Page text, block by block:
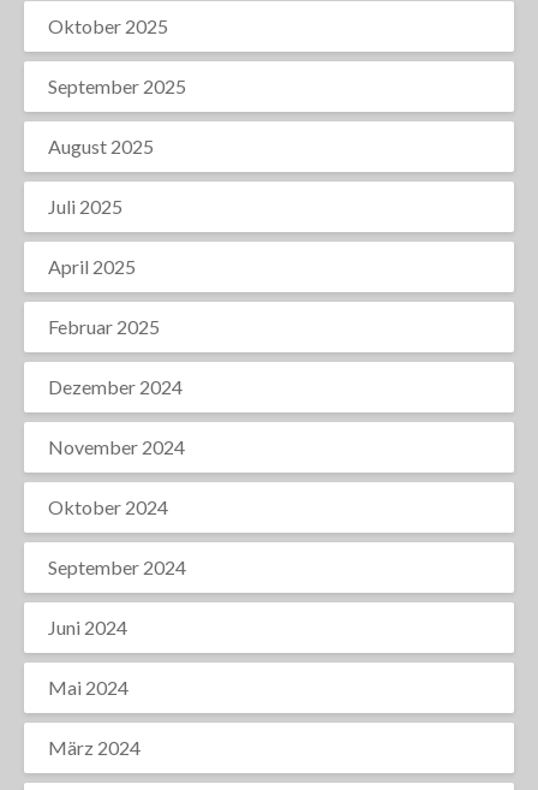
Oktober 2025
September 2025
August 2025
Juli 2025
April 2025
Februar 2025
Dezember 2024
November 2024
Oktober 2024
September 2024
Juni 2024
Mai 2024
März 2024